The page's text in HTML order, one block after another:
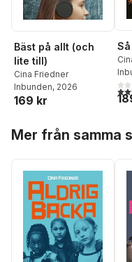
Bäst på allt (och
lite till)
Cina Friedner
Inbunden, 2026
169 kr
4,8
Mer från samma